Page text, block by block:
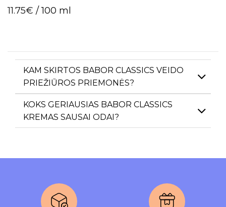
out of 5
11.75€ / 100 ml
KAM SKIRTOS BABOR CLASSICS VEIDO
PRIEŽIŪROS PRIEMONĖS?
KOKS GERIAUSIAS BABOR CLASSICS
KREMAS SAUSAI ODAI?